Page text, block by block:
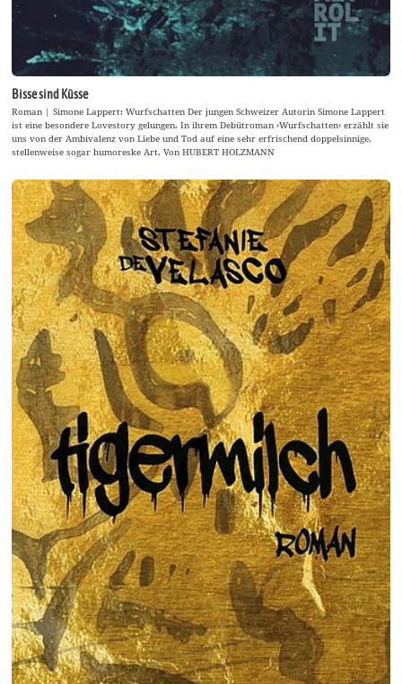
Bisse sind Küsse
Roman | Simone Lappert: Wurfschatten Der jungen Schweizer Autorin Simone Lappert
ist eine besondere Lovestory gelungen. In ihrem Debütroman ›Wurfschatten‹ erzählt sie
uns von der Ambivalenz von Liebe und Tod auf eine sehr erfrischend doppelsinnige,
stellenweise sogar humoreske Art. Von HUBERT HOLZMANN